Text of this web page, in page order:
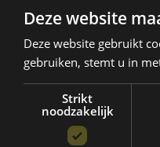
Deze website
Deze website gebruikt
gebruiken, stemt u in
Strikt
noodzakelijk